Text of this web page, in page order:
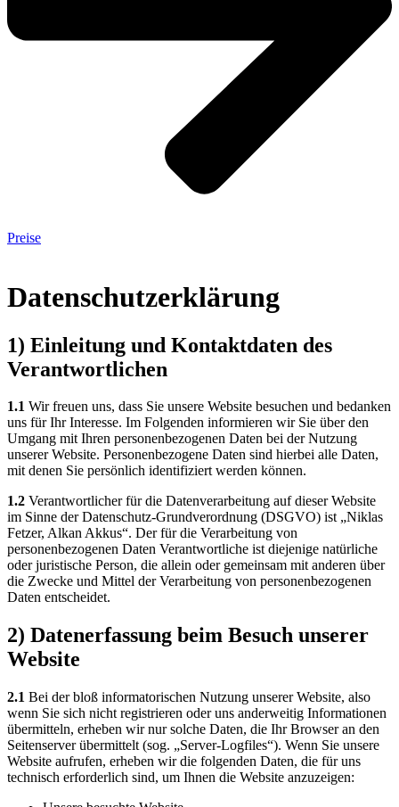
Preise
Datenschutzerklärung
1) Einleitung und Kontaktdaten des
Verantwortlichen
1.1 Wir freuen uns, dass Sie unsere Website besuchen und bedanken
uns für Ihr Interesse. Im Folgenden informieren wir Sie über den
Umgang mit Ihren personenbezogenen Daten bei der Nutzung
unserer Website. Personenbezogene Daten sind hierbei alle Daten,
mit denen Sie persönlich identifiziert werden können.
1.2 Verantwortlicher für die Datenverarbeitung auf dieser Website
im Sinne der Datenschutz-Grundverordnung (DSGVO) ist „Niklas
Fetzer, Alkan Akkus“. Der für die Verarbeitung von
personenbezogenen Daten Verantwortliche ist diejenige natürliche
oder juristische Person, die allein oder gemeinsam mit anderen über
die Zwecke und Mittel der Verarbeitung von personenbezogenen
Daten entscheidet.
2) Datenerfassung beim Besuch unserer
Website
2.1 Bei der bloß informatorischen Nutzung unserer Website, also
wenn Sie sich nicht registrieren oder uns anderweitig Informationen
übermitteln, erheben wir nur solche Daten, die Ihr Browser an den
Seitenserver übermittelt (sog. „Server-Logfiles“). Wenn Sie unsere
Website aufrufen, erheben wir die folgenden Daten, die für uns
technisch erforderlich sind, um Ihnen die Website anzuzeigen: